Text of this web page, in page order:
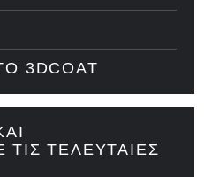
3DCOAT
ΤΕΛΕΥΤΑΊΕΣ